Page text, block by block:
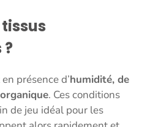
présence d’humidité, de
. Ces conditions
de jeu idéal pour les